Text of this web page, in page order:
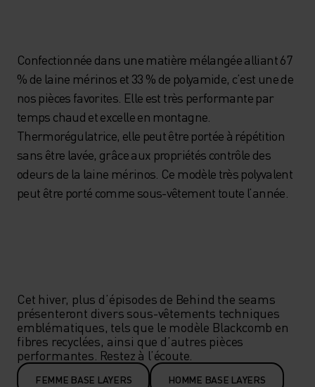
Confectionnée dans une matière mélangée alliant 67
% de laine mérinos et 33 % de polyamide, c’est une de
nos pièces favorites. Elle est très performante par
temps chaud et excelle en montagne.
Thermorégulatrice, elle peut être portée à répétition
sans être lavée, grâce aux propriétés contrôle des
odeurs de la laine mérinos. Ce modèle très polyvalent
peut être porté comme sous-vêtement toute l’année.
Cet hiver, plus d’épisodes de Behind the seams
présenteront divers sous-vêtements techniques
emblématiques, tels que le modèle Blackcomb en
fibres recyclées, ainsi que d’autres pièces
performantes. Restez à l’écoute.
FEMME BASE LAYERS HOMME BASE LAYERS